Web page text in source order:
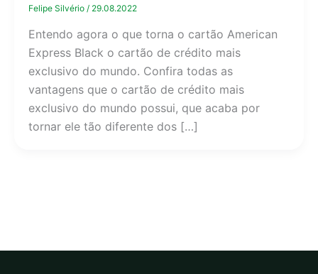
Felipe Silvério / 29.08.2022
Entendo agora o que torna o cartão American
Express Black o cartão de crédito mais
exclusivo do mundo. Confira todas as
vantagens que o cartão de crédito mais
exclusivo do mundo possui, que acaba por
tornar ele tão diferente dos […]